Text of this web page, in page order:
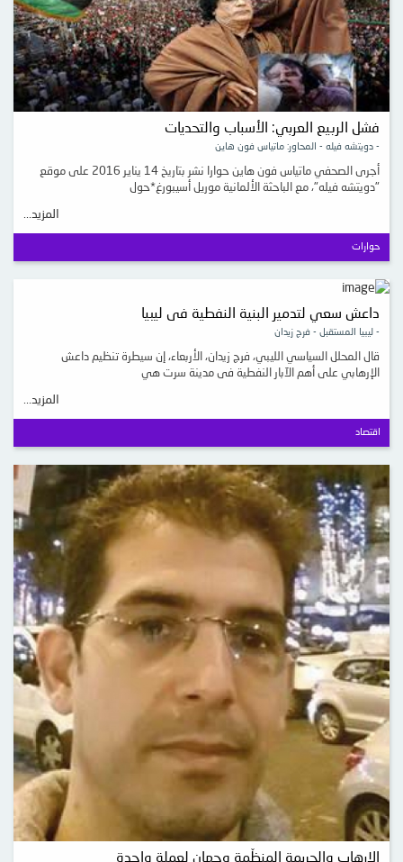
فشل الربيع العربي: الأسباب والتحديات
- دويتشه فيله - المحاور: ماتياس فون هاين
أجرى الصحفي ماتياس فون هاين حوارا نشر بتاريخ 14 يناير 2016 على موقع
"دويتشه فيله"، مع الباحثة الألمانية موريل أسيبورغ*حول
المزيد...
حوارات
داعش سعي لتدمير البنية النفطية فى ليبيا
- ليبيا المستقبل - فرج زيدان
قال المحلل السياسي الليبي، فرج زيدان، الأربعاء، إن سيطرة تنظيم داعش
الإرهابي على أهم الآبار النفطية فى مدينة سرت هي
المزيد...
اقتصاد
الإرهاب والجريمة المنظّمة وجهان لعملة واحدة